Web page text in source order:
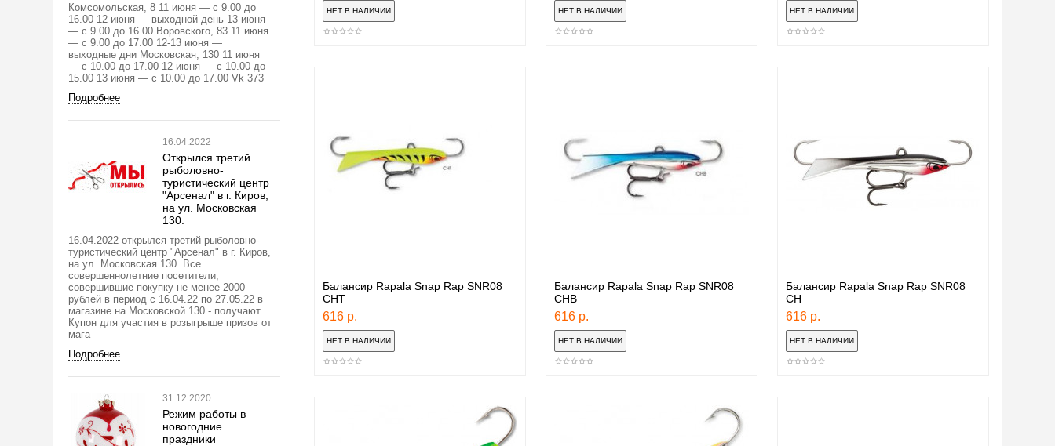
Комсомольская, 8 11 июня — с 9.00 до
16.00 12 июня — выходной день 13 июня
— с 9.00 до 16.00 Воровского, 83 11 июня
— с 9.00 до 17.00 12-13 июня —
выходные дни Московская, 130 11 июня
— с 10.00 до 17.00 12 июня — с 10.00 до
15.00 13 июня — с 10.00 до 17.00 Vk 373
Подробнее
16.04.2022
Открылся третий
рыболовно-
туристический центр
"Арсенал" в г. Киров,
на ул. Московская
130.
16.04.2022 открылся третий рыболовно-
туристический центр "Арсенал" в г. Киров,
на ул. Московская 130. Все
совершеннолетние посетители,
совершившие покупку не менее 2000
рублей в период с 16.04.22 по 27.05.22 в
магазине на Московской 130 - получают
Купон для участия в розыгрыше призов от
мага
Подробнее
31.12.2020
Режим работы в
новогодние
праздники
Балансир Rapala Snap Rap SNR08
CHТ
616 р.
Балансир Rapala Snap Rap SNR08
CHВ
616 р.
Балансир Rapala Snap Rap SNR08
CH
616 р.